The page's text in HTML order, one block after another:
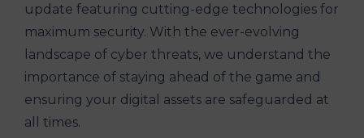
update featuring cutting-edge technologies for
maximum security. With the ever-evolving
landscape of cyber threats, we understand the
importance of staying ahead of the game and
ensuring your digital assets are safeguarded at
all times.